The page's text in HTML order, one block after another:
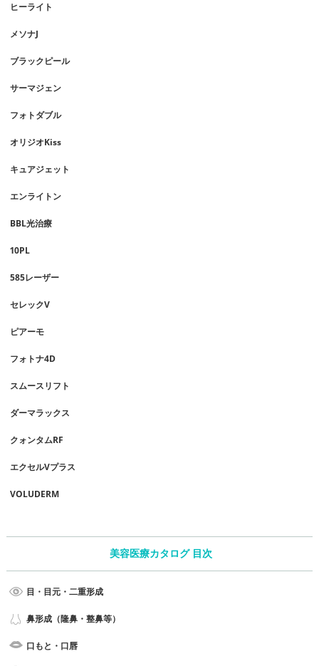
ヒーライト
メソナJ
ブラックピール
サーマジェン
フォトダブル
オリジオKiss
キュアジェット
エンライトン
BBL光治療
10PL
585レーザー
セレックV
ピアーモ
フォトナ4D
スムースリフト
ダーマラックス
クォンタムRF
エクセルVプラス
VOLUDERM
美容医療カタログ 目次
目・目元・二重形成
鼻形成（隆鼻・整鼻等）
口もと・口唇